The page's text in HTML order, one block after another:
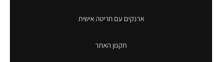
ארנקים עם חריטה אישית
תקנון האתר